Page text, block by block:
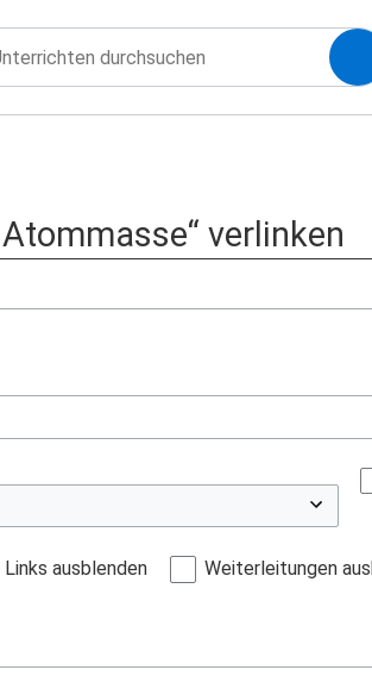
verlinken
Links ausblenden Weiterleitungen